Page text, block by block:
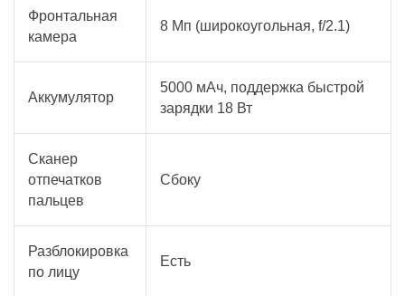
Фронтальная
камера
8 Мп (широкоугольная, f/2.1)
Аккумулятор
5000 мАч, поддержка быстрой
зарядки 18 Вт
Сканер
отпечатков
пальцев
Сбоку
Разблокировка
по лицу
Есть